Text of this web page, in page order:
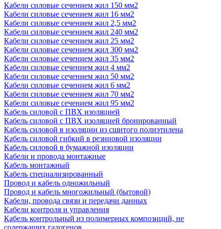
Кабели силовые сечением жил 150 мм2
Кабели силовые сечением жил 16 мм2
Кабели силовые сечением жил 2,5 мм2
Кабели силовые сечением жил 240 мм2
Кабели силовые сечением жил 25 мм2
Кабели силовые сечением жил 300 мм2
Кабели силовые сечением жил 35 мм2
Кабели силовые сечением жил 4 мм2
Кабели силовые сечением жил 50 мм2
Кабели силовые сечением жил 6 мм2
Кабели силовые сечением жил 70 мм2
Кабели силовые сечением жил 95 мм2
Кабель силовой с ПВХ изоляцией
Кабель силовой с ПВХ изоляцией бронированный
Кабель силовой в изоляции из сшитого полиэтилена
Кабель силовой гибкий в резиновой изоляции
Кабель силовой в бумажной изоляции
Кабели и провода монтажные
Кабель монтажный
Кабель специализированный
Провод и кабель одножильный
Провод и кабель многожильный (бытовой)
Кабели, провода связи и передачи данных
Кабели контроля и управления
Кабель контрольный из полимерных композиций, не
содержащих галогенов